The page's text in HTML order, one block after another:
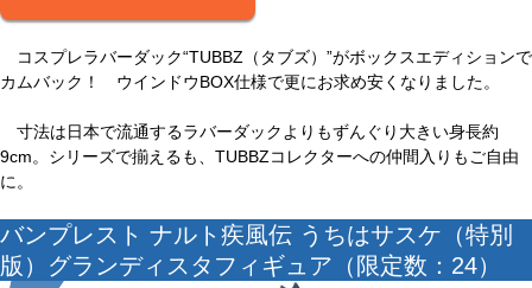
コスプレラバーダック“TUBBZ（タブズ）”がボックスエディションで
カムバック！ ウインドウBOX仕様で更にお求め安くなりました。
寸法は日本で流通するラバーダックよりもずんぐり大きい身長約
9cm。シリーズで揃えるも、TUBBZコレクターへの仲間入りもご自由
に。
バンプレスト ナルト疾風伝 うちはサスケ（特別
版）グランディスタフィギュア（限定数：24）